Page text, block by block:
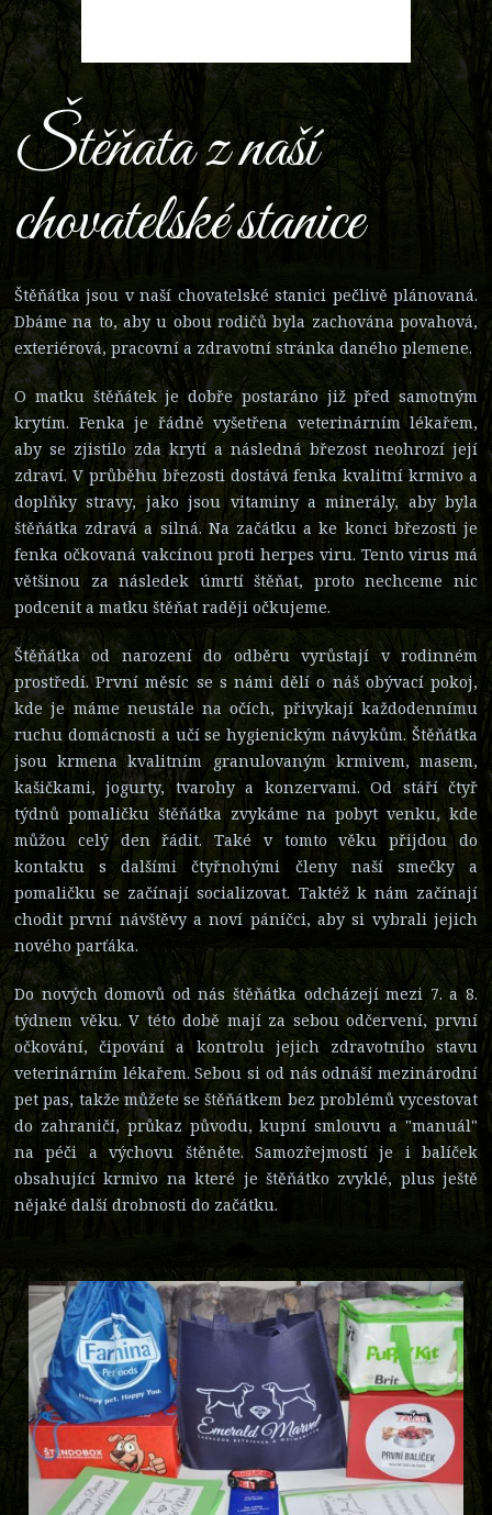
Štěňata z naší
chovatelské stanice
Štěňátka jsou v naší chovatelské stanici pečlivě plánovaná.
Dbáme na to, aby u obou rodičů byla zachována povahová,
exteriérová, pracovní a zdravotní stránka daného plemene.
O matku štěňátek je dobře postaráno již před samotným
krytím. Fenka je řádně vyšetřena veterinárním lékařem,
aby se zjistilo zda krytí a následná březost neohrozí její
zdraví. V průběhu březosti dostává fenka kvalitní krmivo a
doplňky stravy, jako jsou vitaminy a minerály, aby byla
štěňátka zdravá a silná. Na začátku a ke konci březosti je
fenka očkovaná vakcínou proti herpes viru. Tento virus má
většinou za následek úmrtí štěňat, proto nechceme nic
podcenit a matku štěňat raději očkujeme.
Štěňátka od narození do odběru vyrůstají v rodinném
prostředí. První měsíc se s námi dělí o náš obývací pokoj,
kde je máme neustále na očích, přivykají každodennímu
ruchu domácnosti a učí se hygienickým návykům. Štěňátka
jsou krmena kvalitním granulovaným krmivem, masem,
kašičkami, jogurty, tvarohy a konzervami. Od stáří čtyř
týdnů pomaličku štěňátka zvykáme na pobyt venku, kde
můžou celý den řádit. Také v tomto věku přijdou do
kontaktu s dalšími čtyřnohými členy naší smečky a
pomaličku se začínají socializovat. Taktéž k nám začínají
chodit první návštěvy a noví páníčci, aby si vybrali jejich
nového parťáka.
Do nových domovů od nás štěňátka odcházejí mezi 7. a 8.
týdnem věku. V této době mají za sebou odčervení, první
očkování, čipování a kontrolu jejich zdravotního stavu
veterinárním lékařem. Sebou si od nás odnáší mezinárodní
pet pas, takže můžete se štěňátkem bez problémů vycestovat
do zahraničí, průkaz původu, kupní smlouvu a "manuál"
na péči a výchovu štěněte. Samozřejmostí je i balíček
obsahující krmivo na které je štěňátko zvyklé, plus ještě
nějaké další drobnosti do začátku.